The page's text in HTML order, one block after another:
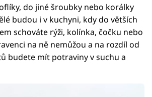
do jiné šroubky nebo korálky
budou i v kuchyni, kdy do větších
schováte rýži, kolínka, čočku nebo
na ně nemůžou a na rozdíl od
budete mít potraviny v suchu a